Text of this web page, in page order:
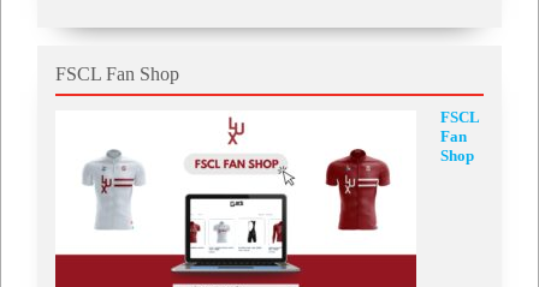
FSCL Fan Shop
FSCL
Fan
Shop